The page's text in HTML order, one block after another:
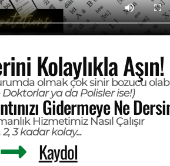
Kolaylıkla Aşın!
olmak çok sinir bozucu
ya da Polisler ise!)
Gidermeye Ne
Hizmetimiz Nasıl Çalışır
2, 3 kadar kolay...
Kaydol